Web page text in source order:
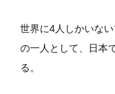
世界に4人しかいな
の一人として、日本
る。